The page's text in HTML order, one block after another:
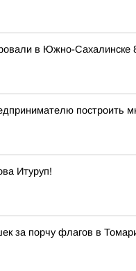
в Южно-Сахалинске
построить
Итуруп!
за порчу флагов в